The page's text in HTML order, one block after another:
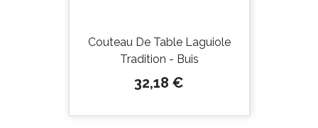
Couteau De Table Laguiole
Tradition - Buis
Prix
32,18 €